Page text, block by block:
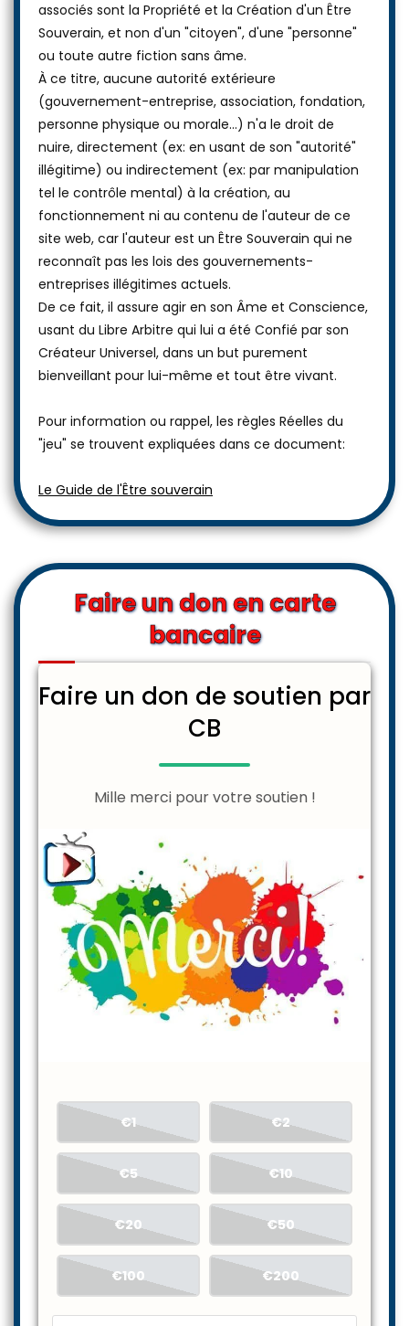
associés sont la Propriété et la Création d'un Être
Souverain, et non d'un "citoyen", d'une "personne"
ou toute autre fiction sans âme.
À ce titre, aucune autorité extérieure
(gouvernement-entreprise, association, fondation,
personne physique ou morale...) n'a le droit de
nuire, directement (ex: en usant de son "autorité"
illégitime) ou indirectement (ex: par manipulation
tel le contrôle mental) à la création, au
fonctionnement ni au contenu de l'auteur de ce
site web, car l'auteur est un Être Souverain qui ne
reconnaît pas les lois des gouvernements-
entreprises illégitimes actuels.
De ce fait, il assure agir en son Âme et Conscience,
usant du Libre Arbitre qui lui a été Confié par son
Créateur Universel, dans un but purement
bienveillant pour lui-même et tout être vivant.
Pour information ou rappel, les règles Réelles du
"jeu" se trouvent expliquées dans ce document:
Le Guide de l'Être souverain
Faire un don en carte
bancaire
Faire un don de soutien par
CB
Mille merci pour votre soutien !
€1 €2
€5 €10
€20 €50
€100 €200